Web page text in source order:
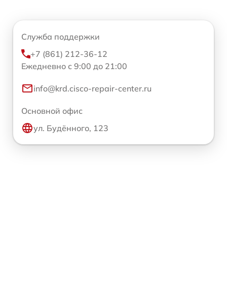
Служба поддержки
+7 (861) 212-36-12
Ежедневно с 9:00 до 21:00
info@krd.cisco-repair-center.ru
Основной офис
ул. Будённого, 123